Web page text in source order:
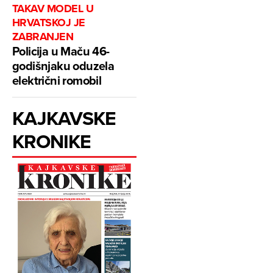
TAKAV MODEL U
HRVATSKOJ JE
ZABRANJEN
Policija u Maču 46-
godišnjaku oduzela
električni romobil
KAJKAVSKE
KRONIKE